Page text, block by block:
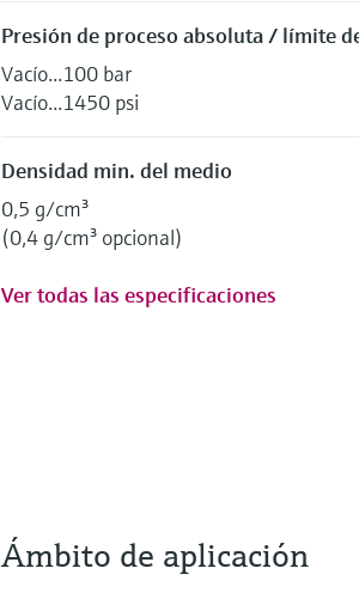
Presión de proceso absoluta / límite
Vacío...100 bar
Vacío...1450 psi
Densidad min. del medio
0,5 g/cm³
(0,4 g/cm³ opcional)
Ver todas las especificaciones
Ámbito de aplicación